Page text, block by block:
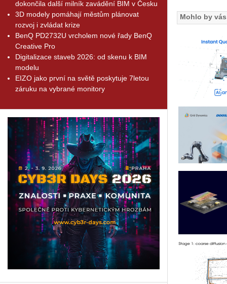
dokončila další milník zavádění BIM v Česku
3D modely pomáhají městům plánovat
rozvoj i zvládat krize
BenQ PD2732U vrcholem nové řady BenQ
Creative Pro
Digitalizace staveb 2026: od skenu k BIM
modelu
EIZO jako první na světě poskytuje 7letou
záruku na vybrané monitory
Mohlo by